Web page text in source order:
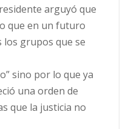
arguyó que
que en un futuro
los grupos que se
sino por lo que ya
una orden de
que la justicia no